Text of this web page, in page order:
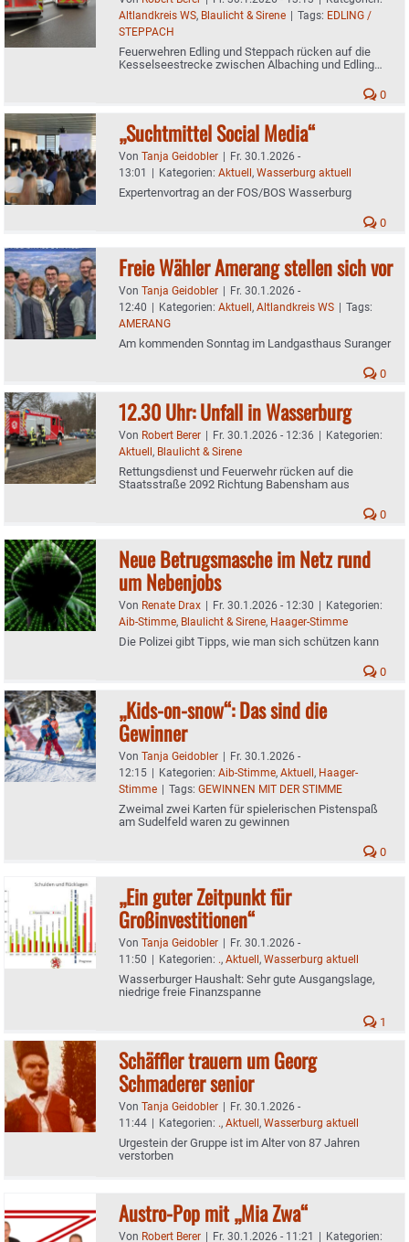
Altlandkreis WS, Blaulicht & Sirene | Tags: EDLING /
STEPPACH
Feuerwehren Edling und Steppach rücken auf die
Kesselseestrecke zwischen Albaching und Edling
0
„Suchtmittel Social Media“
Von Tanja Geidobler | Fr. 30.1.2026 -
13:01 | Kategorien: Aktuell, Wasserburg aktuell
Expertenvortrag an der FOS/BOS Wasserburg
0
Freie Wähler Amerang stellen sich vor
Von Tanja Geidobler | Fr. 30.1.2026 -
12:40 | Kategorien: Aktuell, Altlandkreis WS | Tags:
AMERANG
Am kommenden Sonntag im Landgasthaus Suranger
0
12.30 Uhr: Unfall in Wasserburg
Von Robert Berer | Fr. 30.1.2026 - 12:36 | Kategorien:
Aktuell, Blaulicht & Sirene
Rettungsdienst und Feuerwehr rücken auf die
Staatsstraße 2092 Richtung Babensham aus
0
Neue Betrugsmasche im Netz rund
um Nebenjobs
Von Renate Drax | Fr. 30.1.2026 - 12:30 | Kategorien:
Aib-Stimme, Blaulicht & Sirene, Haager-Stimme
Die Polizei gibt Tipps, wie man sich schützen kann
0
„Kids-on-snow“: Das sind die
Gewinner
Von Tanja Geidobler | Fr. 30.1.2026 -
12:15 | Kategorien: Aib-Stimme, Aktuell, Haager-
Stimme | Tags: GEWINNEN MIT DER STIMME
Zweimal zwei Karten für spielerischen Pistenspaß
am Sudelfeld waren zu gewinnen
0
„Ein guter Zeitpunkt für
Großinvestitionen“
Von Tanja Geidobler | Fr. 30.1.2026 -
11:50 | Kategorien: ., Aktuell, Wasserburg aktuell
Wasserburger Haushalt: Sehr gute Ausgangslage,
niedrige freie Finanzspanne
1
Schäffler trauern um Georg
Schmaderer senior
Von Tanja Geidobler | Fr. 30.1.2026 -
11:44 | Kategorien: ., Aktuell, Wasserburg aktuell
Urgestein der Gruppe ist im Alter von 87 Jahren
verstorben
Austro-Pop mit „Mia Zwa“
Von Robert Berer | Fr. 30.1.2026 - 11:21 | Kategorien: